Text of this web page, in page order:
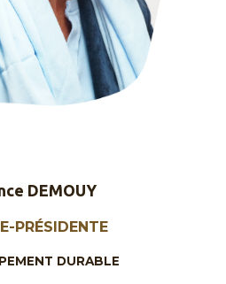
DEMOUY
PRÉSIDENTE
DURABLE